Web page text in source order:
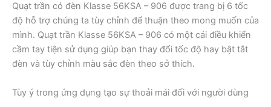
Quạt trần có đèn Klasse 56KSA – 906 được trang bị 6 tốc
độ hỗ trợ chúng ta tùy chỉnh để thuận theo mong muốn của
mình. Quạt trần Klasse 56KSA – 906 có một cái điều khiển
cầm tay tiện sử dụng giúp bạn thay đổi tốc độ hay bật tắt
đèn và tùy chỉnh màu sắc đèn theo sở thích.
Tùy ý trong ứng dụng tạo sự thoải mái đối với người dùng